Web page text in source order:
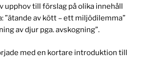
upphov till förslag på olika innehåll
”ätande av kött – ett miljödilemma”
av djur pga. avskogning”.
med en kortare introduktion till